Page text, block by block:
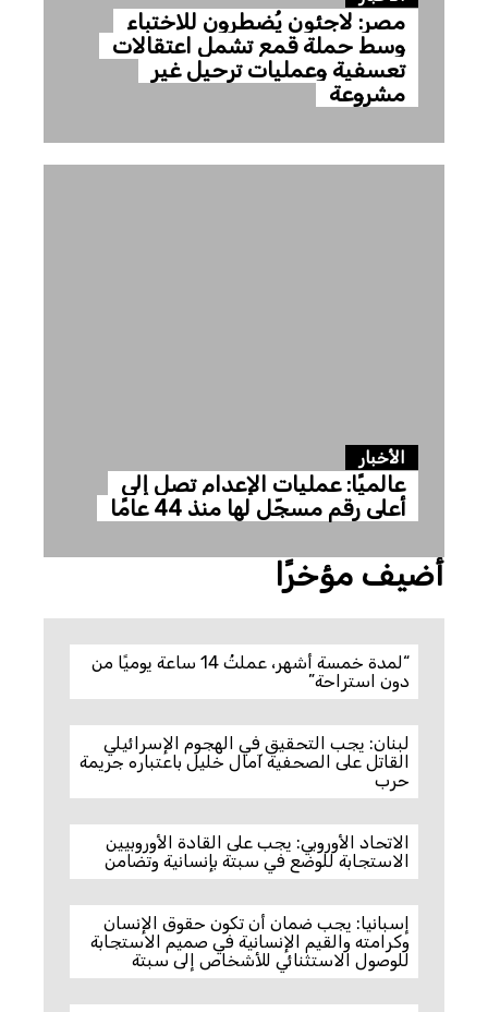
مصر: لاجئون يُضطرون للاختباء
وسط حملة قمع تشمل اعتقالات
تعسفية وعمليات ترحيل غير
مشروعة
الأخبار
عالميًا: عمليات الإعدام تصل إلى
أعلى رقم مسجّل لها منذ 44 عامًا
أضيف مؤخرًا
“لمدة خمسة أشهر، عملتُ 14 ساعة يوميًا من
دون استراحة”
لبنان: يجب التحقيق في الهجوم الإسرائيلي
القاتل على الصحفية آمال خليل باعتباره جريمة
حرب
الاتحاد الأوروبي: يجب على القادة الأوروبيين
الاستجابة للوضع في سبتة بإنسانية وتضامن
إسبانيا: يجب ضمان أن تكون حقوق الإنسان
وكرامته والقيم الإنسانية في صميم الاستجابة
للوصول الاستثنائي للأشخاص إلى سبتة